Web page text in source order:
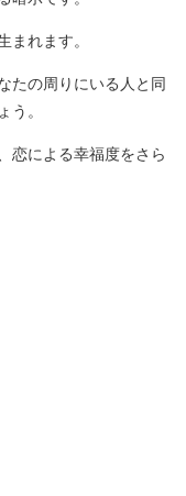
まれます。
たの周りにいる人と同
う。
恋による幸福度をさら